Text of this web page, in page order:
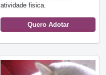
atividade fisica.
Quero Adotar